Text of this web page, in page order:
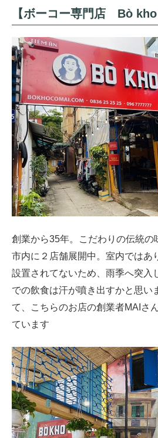
【ボーコー専門店 Bò kho
創業から35年。こだわりの伝統の
市内に２店舗展開中。室内ではあ
設置されてないため、雨季へ突入
での飲食は汗が噴き出すかと思い
て、こちらのお店の創業者MAIさ
ています